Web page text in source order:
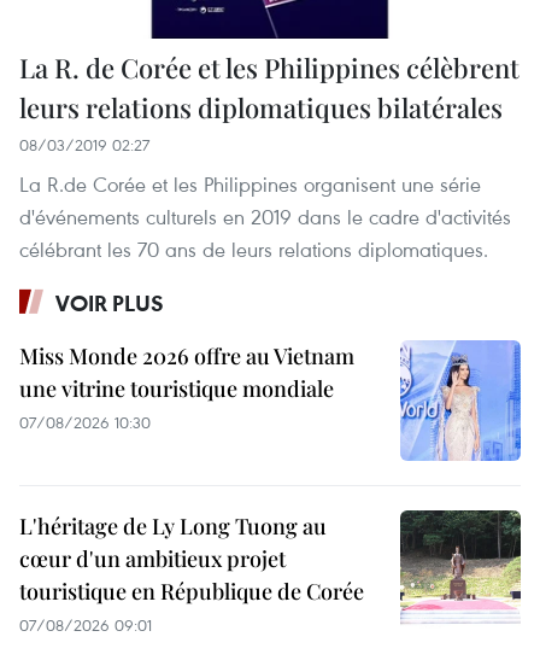
La R. de Corée et les Philippines célèbrent
leurs relations diplomatiques bilatérales
08/03/2019 02:27
La R.de Corée et les Philippines organisent une série
d'événements culturels en 2019 dans le cadre d'activités
célébrant les 70 ans de leurs relations diplomatiques.
VOIR PLUS
Miss Monde 2026 offre au Vietnam
une vitrine touristique mondiale
07/08/2026 10:30
L'héritage de Ly Long Tuong au
cœur d'un ambitieux projet
touristique en République de Corée
07/08/2026 09:01